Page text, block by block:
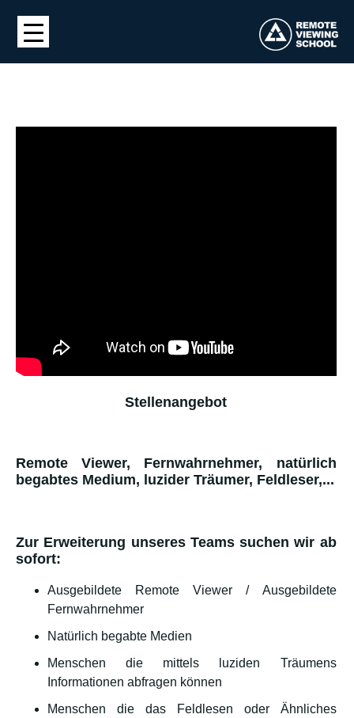
Stellenangebot
Remote Viewer, Fernwahrnehmer, natürlich
begabtes Medium, luzider Träumer, Feldleser,...
Zur Erweiterung unseres Teams suchen wir ab
sofort:
Ausgebildete Remote Viewer / Ausgebildete
Fernwahrnehmer
Natürlich begabte Medien
Menschen die mittels luziden Träumens
Informationen abfragen können
Menschen die das Feldlesen oder Ähnliches